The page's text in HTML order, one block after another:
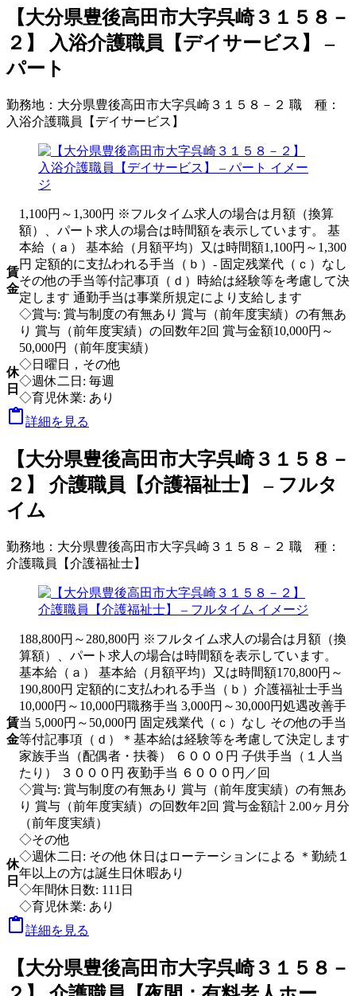
【大分県豊後高田市大字呉崎３１５８－
２】 入浴介護職員【デイサービス】 –
パート
勤務地： 大分県豊後高田市大字呉崎３１５８－２ 職 種：
入浴介護職員【デイサービス】
賃
金
1,100円～1,300円 ※フルタイム求人の場合は月額（換算
額）、パート求人の場合は時間額を表示しています。 基
本給（ａ） 基本給（月額平均）又は時間額1,100円～1,300
円 定額的に支払われる手当（ｂ）- 固定残業代（ｃ）なし
その他の手当等付記事項（ｄ）時給は経験等を考慮して決
定します 通勤手当は事業所規定により支給します
◇賞与: 賞与制度の有無あり 賞与（前年度実績）の有無あ
り 賞与（前年度実績）の回数年2回 賞与金額10,000円～
50,000円（前年度実績）
休
日
◇日曜日，その他
◇週休二日: 毎週
◇育児休業: あり
詳細を見る
【大分県豊後高田市大字呉崎３１５８－
２】 介護職員【介護福祉士】 – フルタ
イム
勤務地： 大分県豊後高田市大字呉崎３１５８－２ 職 種：
介護職員【介護福祉士】
賃
金
188,800円～280,800円 ※フルタイム求人の場合は月額（換
算額）、パート求人の場合は時間額を表示しています。
基本給（ａ） 基本給（月額平均）又は時間額170,800円～
190,800円 定額的に支払われる手当（ｂ）介護福祉士手当
10,000円～10,000円職務手当 3,000円～30,000円処遇改善手
当 5,000円～50,000円 固定残業代（ｃ）なし その他の手当
等付記事項（ｄ）＊基本給は経験等を考慮して決定します
家族手当（配偶者・扶養） ６０００円 子供手当（１人当
たり） ３０００円 夜勤手当 ６０００円／回
◇賞与: 賞与制度の有無あり 賞与（前年度実績）の有無あ
り 賞与（前年度実績）の回数年2回 賞与金額計 2.00ヶ月分
（前年度実績）
休
日
◇その他
◇週休二日: その他 休日はローテーションによる ＊勤続１
年以上の方は誕生日休暇あり
◇年間休日数: 111日
◇育児休業: あり
詳細を見る
【大分県豊後高田市大字呉崎３１５８－